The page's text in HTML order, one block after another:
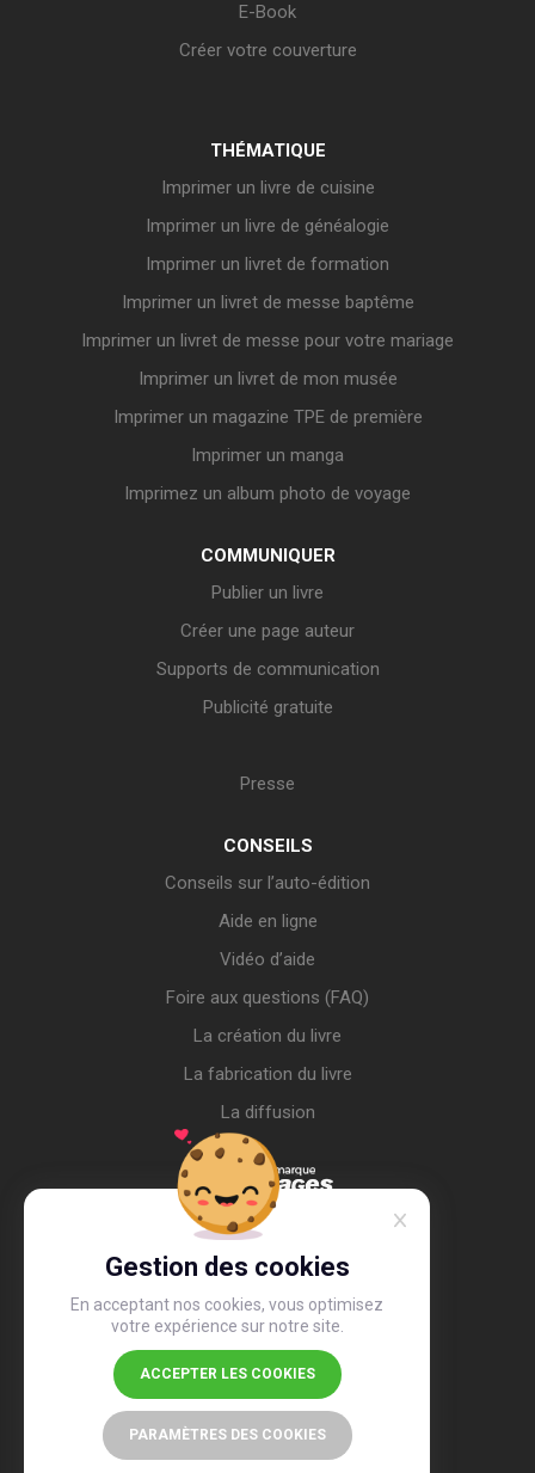
Gestion des cookies
En acceptant nos cookies, vous optimisez
votre expérience sur notre site.
ACCEPTER LES COOKIES
PARAMÈTRES DES COOKIES
E-Book
Créer votre couverture
THÉMATIQUE
Imprimer un livre de cuisine
Imprimer un livre de généalogie
Imprimer un livret de formation
Imprimer un livret de messe baptême
Imprimer un livret de messe pour votre mariage
Imprimer un livret de mon musée
Imprimer un magazine TPE de première
Imprimer un manga
Imprimez un album photo de voyage
COMMUNIQUER
Publier un livre
Créer une page auteur
Supports de communication
Publicité gratuite
Presse
CONSEILS
Conseils sur l’auto-édition
Aide en ligne
Vidéo d’aide
Foire aux questions (FAQ)
La création du livre
La fabrication du livre
La diffusion
4,4